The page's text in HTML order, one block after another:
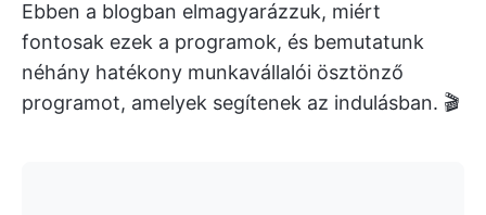
Ebben a blogban elmagyarázzuk, miért
fontosak ezek a programok, és bemutatunk
néhány hatékony munkavállalói ösztönző
programot, amelyek segítenek az indulásban. 🎬